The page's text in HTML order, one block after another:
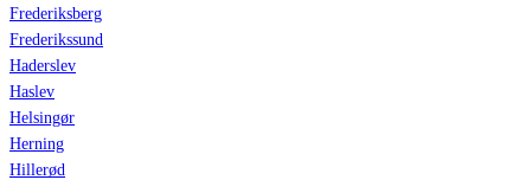
Frederiksberg
Frederikssund
Haderslev
Haslev
Helsingør
Herning
Hillerød